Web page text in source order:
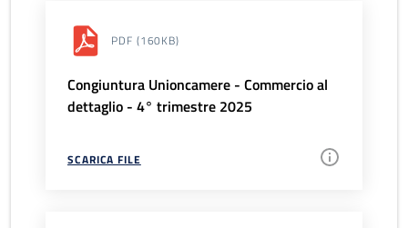
PDF (160KB)
Congiuntura Unioncamere - Commercio al
dettaglio - 4° trimestre 2025
SCARICA FILE